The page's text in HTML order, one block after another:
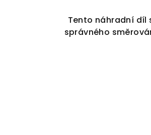
Tento náhradní díl
správného